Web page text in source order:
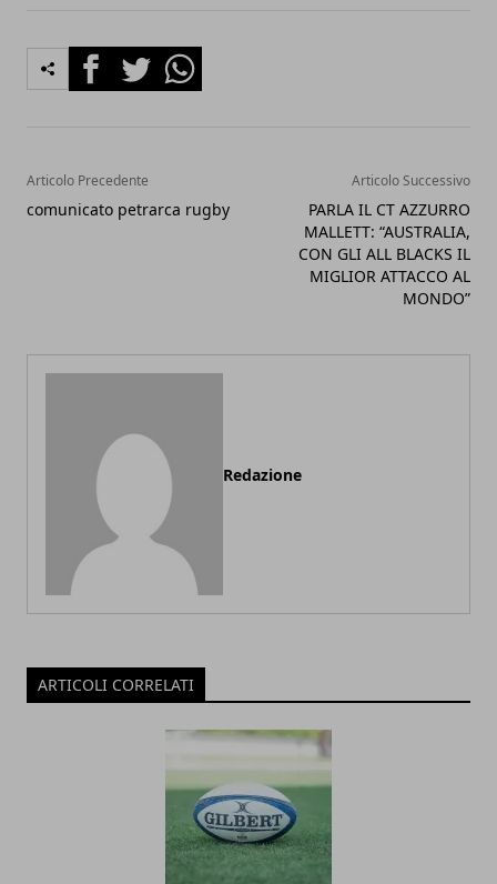
FacebookTwitterWhatsapp
Articolo Precedente
comunicato petrarca rugby
Articolo Successivo
PARLA IL CT AZZURRO
MALLETT: “AUSTRALIA,
CON GLI ALL BLACKS IL
MIGLIOR ATTACCO AL
MONDO”
Redazione
ARTICOLI CORRELATI